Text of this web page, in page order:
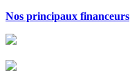
Nos principaux financeurs